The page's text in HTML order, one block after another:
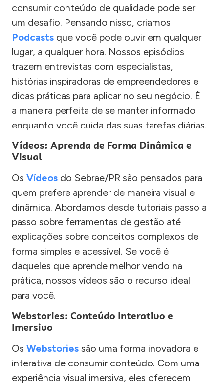
consumir conteúdo de qualidade pode ser
um desafio. Pensando nisso, criamos
Podcasts que você pode ouvir em qualquer
lugar, a qualquer hora. Nossos episódios
trazem entrevistas com especialistas,
histórias inspiradoras de empreendedores e
dicas práticas para aplicar no seu negócio. É
a maneira perfeita de se manter informado
enquanto você cuida das suas tarefas diárias.
Vídeos: Aprenda de Forma Dinâmica e
Visual
Os Vídeos do Sebrae/PR são pensados para
quem prefere aprender de maneira visual e
dinâmica. Abordamos desde tutoriais passo a
passo sobre ferramentas de gestão até
explicações sobre conceitos complexos de
forma simples e acessível. Se você é
daqueles que aprende melhor vendo na
prática, nossos vídeos são o recurso ideal
para você.
Webstories: Conteúdo Interativo e
Imersivo
Os Webstories são uma forma inovadora e
interativa de consumir conteúdo. Com uma
experiência visual imersiva, eles oferecem